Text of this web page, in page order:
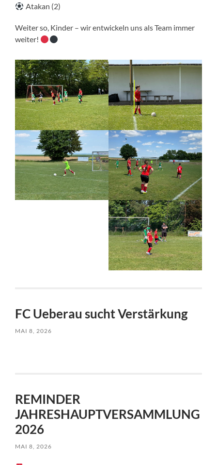
Atakan (2)
Weiter so, Kinder – wir entwickeln uns als Team immer
weiter!
FC Ueberau sucht Verstärkung
MAI 8, 2026
REMINDER
JAHRESHAUPTVERSAMMLUNG
2026
MAI 8, 2026